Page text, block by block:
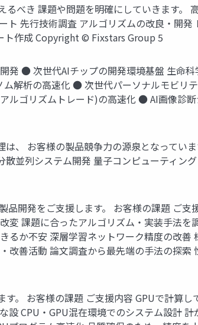
べき 課題や問題を明確にしていきます。
先行技術調査 アルゴリズムの改良・開発
ト作成 Copyright © Fixstars Group 5
発 ● 次世代AIチップの開発環境基盤 生命
解析の高速化 ● 次世代パーソナルモビリ
ゴリズムトレード)の高速化 ● AI画像診断
、 お客様の製品競争力の源泉となってい
並列システム開発 量子コンピューティン
開発をご支援します。 お客様の課題 ご支
変 課題に合ったアルゴリズム・実装手法を
るか不安 深層学習ネットワーク精度の改善
改善活動 論文調査から最先端の手法の探索
。 お客様の課題 ご支援内容 GPUで計算し
設 CPU・GPU混在環境でのシステム設計 計